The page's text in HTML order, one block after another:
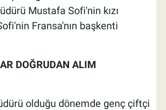
Mustafa Sofi'nin kızı
Fransa'nın başkenti
DOĞRUDAN ALIM
olduğu dönemde genç çiftçi